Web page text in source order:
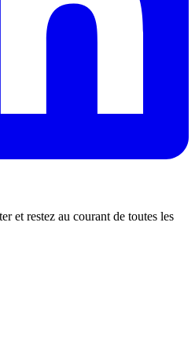
et restez au courant de toutes les